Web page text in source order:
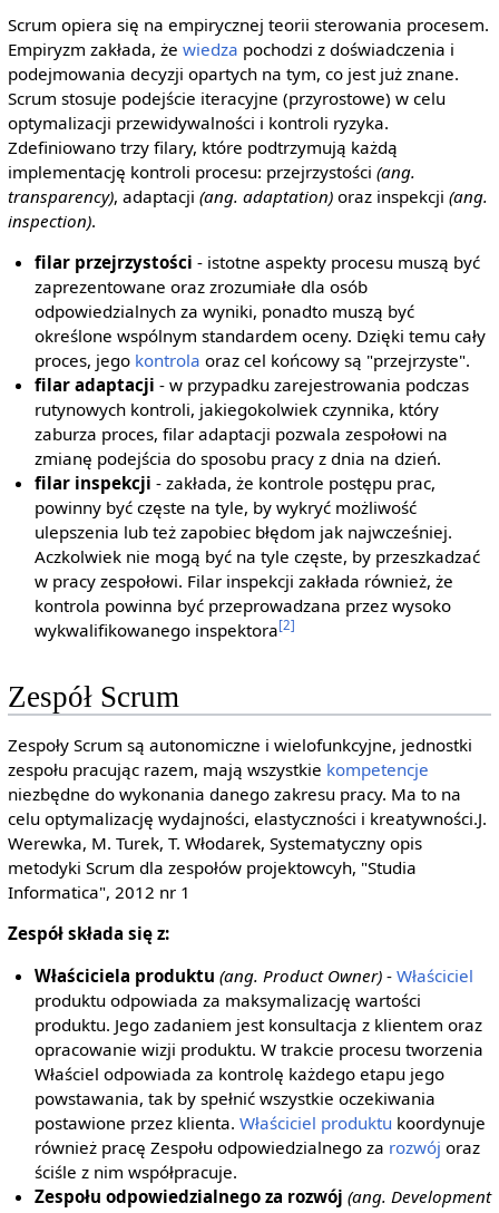
Scrum opiera się na empirycznej teorii sterowania procesem.
Empiryzm zakłada, że wiedza pochodzi z doświadczenia i
podejmowania decyzji opartych na tym, co jest już znane.
Scrum stosuje podejście iteracyjne (przyrostowe) w celu
optymalizacji przewidywalności i kontroli ryzyka.
Zdefiniowano trzy filary, które podtrzymują każdą
implementację kontroli procesu: przejrzystości (ang.
transparency), adaptacji (ang. adaptation)oraz inspekcji (ang.
inspection).
filar przejrzystości - istotne aspekty procesu muszą być
zaprezentowane oraz zrozumiałe dla osób
odpowiedzialnych za wyniki, ponadto muszą być
określone wspólnym standardem oceny. Dzięki temu cały
proces, jego kontrola oraz cel końcowy są "przejrzyste".
filar adaptacji - w przypadku zarejestrowania podczas
rutynowych kontroli, jakiegokolwiek czynnika, który
zaburza proces, filar adaptacji pozwala zespołowi na
zmianę podejścia do sposobu pracy z dnia na dzień.
filar inspekcji - zakłada, że kontrole postępu prac,
powinny być częste na tyle, by wykryć możliwość
ulepszenia lub też zapobiec błędom jak najwcześniej.
Aczkolwiek nie mogą być na tyle częste, by przeszkadzać
w pracy zespołowi. Filar inspekcji zakłada również, że
kontrola powinna być przeprowadzana przez wysoko
wykwalifikowanego inspektora[2]
Zespół Scrum
Zespoły Scrum są autonomiczne i wielofunkcyjne, jednostki
zespołu pracując razem, mają wszystkie kompetencje
niezbędne do wykonania danego zakresu pracy. Ma to na
celu optymalizację wydajności, elastyczności i kreatywności.J.
Werewka, M. Turek, T. Włodarek, Systematyczny opis
metodyki Scrum dla zespołów projektowcyh, "Studia
Informatica", 2012 nr 1
Zespół składa się z:
Właściciela produktu (ang. Product Owner) -Właściciel
produktu odpowiada za maksymalizację wartości
produktu. Jego zadaniem jest konsultacja z klientem oraz
opracowanie wizji produktu. W trakcie procesu tworzenia
Właściel odpowiada za kontrolę każdego etapu jego
powstawania, tak by spełnić wszystkie oczekiwania
postawione przez klienta.Właściciel produktu koordynuje
również pracę Zespołu odpowiedzialnego za rozwój oraz
ściśle z nim współpracuje.
Zespołu odpowiedzialnego za rozwój (ang. Development